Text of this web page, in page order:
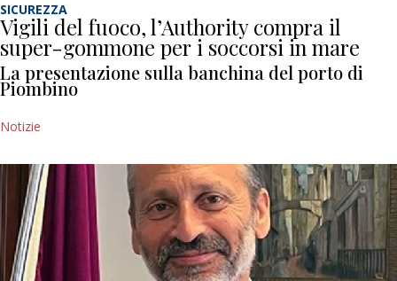
SICUREZZA
Vigili del fuoco, l’Authority compra il
super-gommone per i soccorsi in mare
La presentazione sulla banchina del porto di
Piombino
Notizie